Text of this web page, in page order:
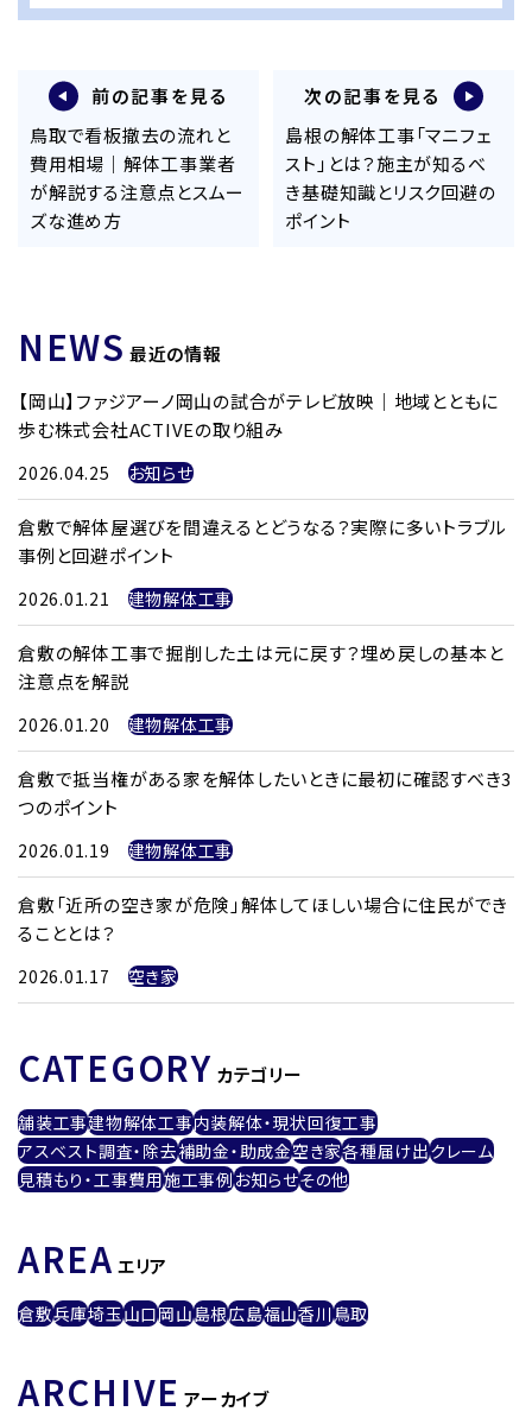
前の記事を見る
鳥取で看板撤去の流れと
費用相場｜解体工事業者
が解説する注意点とスムー
ズな進め方
次の記事を見る
島根の解体工事「マニフェ
スト」とは？施主が知るべ
き基礎知識とリスク回避の
ポイント
NEWS 最近の情報
【岡山】ファジアーノ岡山の試合がテレビ放映｜地域とともに
歩む株式会社ACTIVEの取り組み
2026.04.25 お知らせ
倉敷で解体屋選びを間違えるとどうなる？実際に多いトラブル
事例と回避ポイント
2026.01.21 建物解体工事
倉敷の解体工事で掘削した土は元に戻す？埋め戻しの基本と
注意点を解説
2026.01.20 建物解体工事
倉敷で抵当権がある家を解体したいときに最初に確認すべき3
つのポイント
2026.01.19 建物解体工事
倉敷「近所の空き家が危険」解体してほしい場合に住民ができ
ることとは？
2026.01.17 空き家
CATEGORY カテゴリー
舗装工事建物解体工事内装解体・現状回復工事
アスベスト調査・除去補助金・助成金空き家各種届け出クレーム
見積もり・工事費用施工事例お知らせその他
AREA エリア
倉敷兵庫埼玉山口岡山島根広島福山香川鳥取
ARCHIVE アーカイブ